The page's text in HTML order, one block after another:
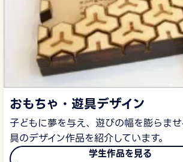
おもちゃ・遊具デザイン
子どもに夢を与え、遊びの幅を膨らま
具のデザイン作品を紹介しています。
学生作品を見る